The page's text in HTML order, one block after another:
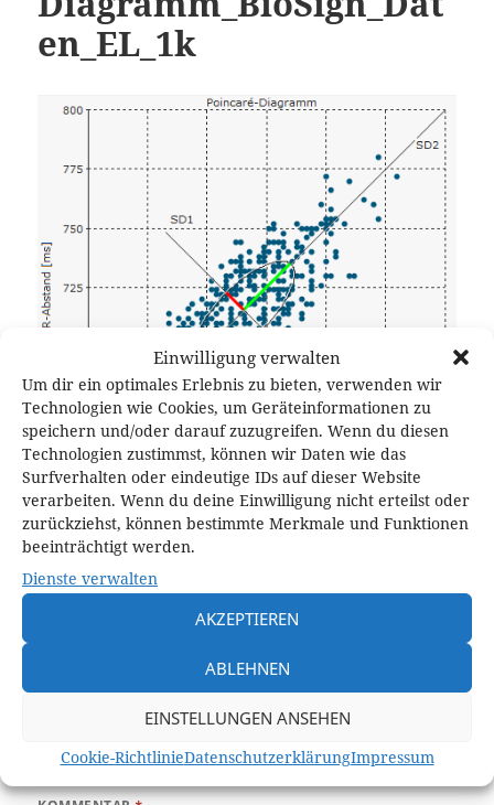
Einwilligung verwalten
Um dir ein optimales Erlebnis zu bieten, verwenden wir
Technologien wie Cookies, um Geräteinformationen zu
speichern und/oder darauf zuzugreifen. Wenn du diesen
Technologien zustimmst, können wir Daten wie das
Surfverhalten oder eindeutige IDs auf dieser Website
verarbeiten. Wenn du deine Einwilligung nicht erteilst oder
zurückziehst, können bestimmte Merkmale und Funktionen
beeinträchtigt werden.
Dienste verwalten
AKZEPTIEREN
ABLEHNEN
EINSTELLUNGEN ANSEHEN
Cookie-RichtlinieDatenschutzerklärungImpressum
en_EL_1k
432 × 419
Schreibe einen Kommentar
sind mit*markiert